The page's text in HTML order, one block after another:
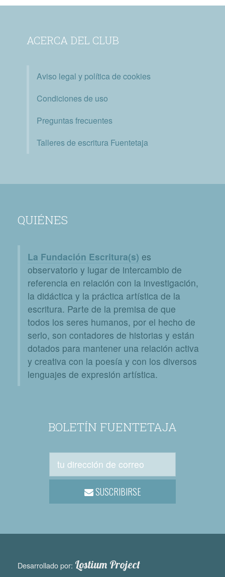
ACERCA DEL CLUB
Aviso legal y política de cookies
Condiciones de uso
Preguntas frecuentes
Talleres de escritura Fuentetaja
QUIÉNES
La Fundación Escritura(s) es
observatorio y lugar de intercambio de
referencia en relación con la investigación,
la didáctica y la práctica artística de la
escritura. Parte de la premisa de que
todos los seres humanos, por el hecho de
serlo, son contadores de historias y están
dotados para mantener una relación activa
y creativa con la poesía y con los diversos
lenguajes de expresión artística.
BOLETÍN FUENTETAJA
SUSCRIBIRSE
Desarrollado por: Lostium Project